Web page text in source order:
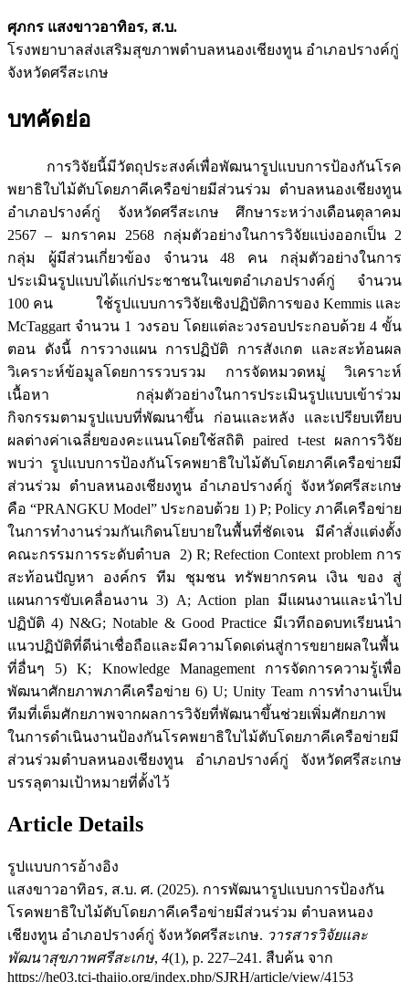
ศุภกร แสงขาวอาทิอร, ส.บ.
โรงพยาบาลส่งเสริมสุขภาพตำบลหนองเชียงทูน อำเภอปรางค์กู่
จังหวัดศรีสะเกษ
บทคัดย่อ
การวิจัยนี้มีวัตถุประสงค์เพื่อพัฒนารูปแบบการป้องกันโรค
พยาธิใบไม้ตับโดยภาคีเครือข่ายมีส่วนร่วม ตำบลหนองเชียงทูน
อำเภอปรางค์กู่ จังหวัดศรีสะเกษ ศึกษาระหว่างเดือนตุลาคม
2567 – มกราคม 2568 กลุ่มตัวอย่างในการวิจัยแบ่งออกเป็น 2
กลุ่ม ผู้มีส่วนเกี่ยวข้อง จำนวน 48 คน กลุ่มตัวอย่างในการ
ประเมินรูปแบบได้แก่ประชาชนในเขตอำเภอปรางค์กู่ จำนวน
100 คน ใช้รูปแบบการวิจัยเชิงปฏิบัติการของ Kemmis และ
McTaggart จำนวน 1 วงรอบ โดยแต่ละวงรอบประกอบด้วย 4 ขั้น
ตอน ดังนี้ การวางแผน การปฏิบัติ การสังเกต และสะท้อนผล
วิเคราะห์ข้อมูลโดยการรวบรวม การจัดหมวดหมู่ วิเคราะห์
เนื้อหา กลุ่มตัวอย่างในการประเมินรูปแบบเข้าร่วม
กิจกรรมตามรูปแบบที่พัฒนาขึ้น ก่อนและหลัง และเปรียบเทียบ
ผลต่างค่าเฉลี่ยของคะแนนโดยใช้สถิติ paired t-test ผลการวิจัย
พบว่า รูปแบบการป้องกันโรคพยาธิใบไม้ตับโดยภาคีเครือข่ายมี
ส่วนร่วม ตำบลหนองเชียงทูน อำเภอปรางค์กู่ จังหวัดศรีสะเกษ
คือ “PRANGKU Model” ประกอบด้วย 1) P; Policy ภาคีเครือข่าย
ในการทำงานร่วมกันเกิดนโยบายในพื้นที่ชัดเจน มีคำสั่งแต่งตั้ง
คณะกรรมการระดับตำบล 2) R; Refection Context problem การ
สะท้อนปัญหา องค์กร ทีม ชุมชน ทรัพยากรคน เงิน ของ สู่
แผนการขับเคลื่อนงาน 3) A; Action plan มีแผนงานและนำไป
ปฏิบัติ 4) N&G; Notable & Good Practice มีเวทีถอดบทเรียนนำ
แนวปฏิบัติที่ดีน่าเชื่อถือและมีความโดดเด่นสู่การขยายผลในพื้น
ที่อื่นๆ 5) K; Knowledge Management การจัดการความรู้เพื่อ
พัฒนาศักยภาพภาคีเครือข่าย 6) U; Unity Team การทำงานเป็น
ทีมที่เต็มศักยภาพจากผลการวิจัยที่พัฒนาขึ้นช่วยเพิ่มศักยภาพ
ในการดำเนินงานป้องกันโรคพยาธิใบไม้ตับโดยภาคีเครือข่ายมี
ส่วนร่วมตำบลหนองเชียงทูน อำเภอปรางค์กู่ จังหวัดศรีสะเกษ
บรรลุตามเป้าหมายที่ตั้งไว้
Article Details
รูปแบบการอ้างอิง
แสงขาวอาทิอร, ส.บ. ศ. (2025). การพัฒนารูปแบบการป้องกัน
โรคพยาธิใบไม้ตับโดยภาคีเครือข่ายมีส่วนร่วม ตำบลหนอง
เชียงทูน อำเภอปรางค์กู่ จังหวัดศรีสะเกษ. วารสารวิจัยและ
พัฒนาสุขภาพศรีสะเกษ, 4(1), p. 227–241. สืบค้น จาก
https://he03.tci-thaijo.org/index.php/SJRH/article/view/4153